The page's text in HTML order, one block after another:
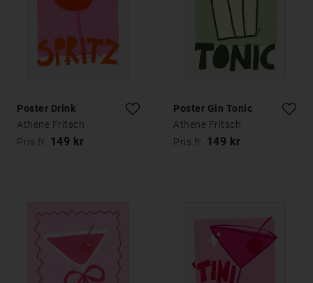
Poster Drink
Athene Fritsch
Pris fr. 149 kr
Poster Gin Tonic
Athene Fritsch
Pris fr. 149 kr